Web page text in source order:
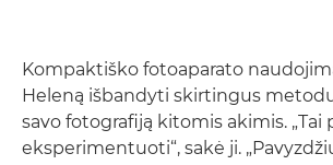
Kompaktiško fotoaparato
Heleną išbandyti skirtingus
savo fotografiją kitomis akimis. „Tai
eksperimentuoti“, sakė ji.